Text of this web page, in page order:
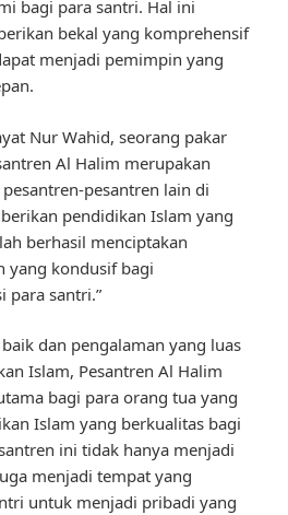
bagi para santri. Hal ini
bekal yang komprehensif
menjadi pemimpin yang
Nur Wahid, seorang pakar
Al Halim merupakan
pesantren lain di
pendidikan Islam yang
berhasil menciptakan
yang kondusif bagi
para santri.”
dan pengalaman yang luas
Islam, Pesantren Al Halim
bagi para orang tua yang
Islam yang berkualitas bagi
ini tidak hanya menjadi
menjadi tempat yang
untuk menjadi pribadi yang